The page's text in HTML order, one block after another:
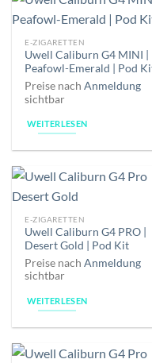
E-ZIGARETTEN
Uwell Caliburn G4 MINI |
Peafowl-Emerald | Pod
Preise nachAnmeldung
sichtbar
WEITERLESEN
E-ZIGARETTEN
Uwell Caliburn G4 PRO |
Desert Gold | Pod Kit
Preise nachAnmeldung
sichtbar
WEITERLESEN